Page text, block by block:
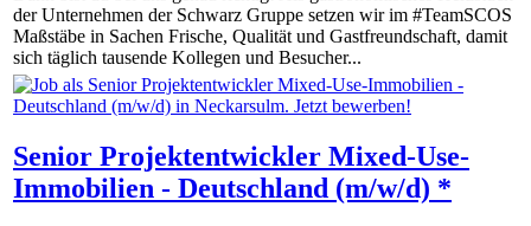
der Unternehmen der Schwarz Gruppe setzen wir im #TeamSCOS
Maßstäbe in Sachen Frische, Qualität und Gastfreundschaft, damit
sich täglich tausende Kollegen und Besucher...
Senior Projektentwickler Mixed-Use-
Immobilien - Deutschland (m/w/d) *